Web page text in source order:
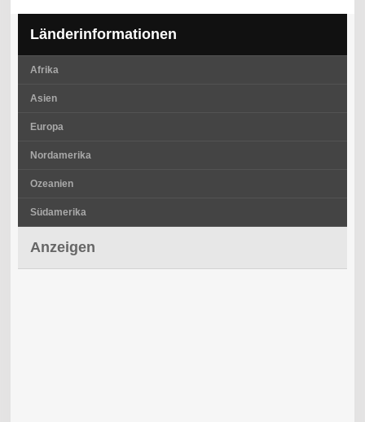
Länderinformationen
Afrika
Asien
Europa
Nordamerika
Ozeanien
Südamerika
Anzeigen